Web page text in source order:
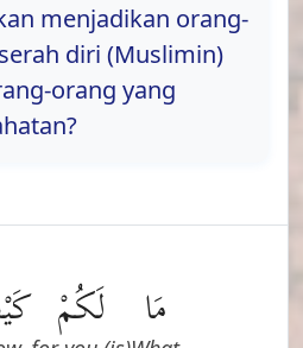
menjadikan orang-
diri (Muslimin)
orang yang
مَا لَكُمْ